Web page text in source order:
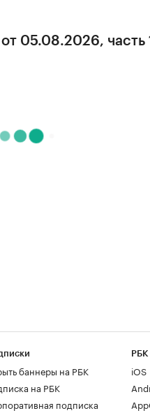
05.08.2026, часть
баннеры на РБК
на РБК
подписка
РБК
iOS